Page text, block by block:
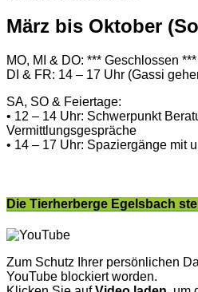
März bis Oktober
MO, MI & DO: *** Geschlossen ***
DI & FR: 14 – 17 Uhr (Gassi
SA, SO & Feiertage:
• 12 – 14 Uhr: Schwerpunkt
Vermittlungsgespräche
• 14 – 17 Uhr: Spaziergänge mit
Die Tierherberge Egelsbach
Zum Schutz Ihrer persönlichen
YouTube blockiert worden.